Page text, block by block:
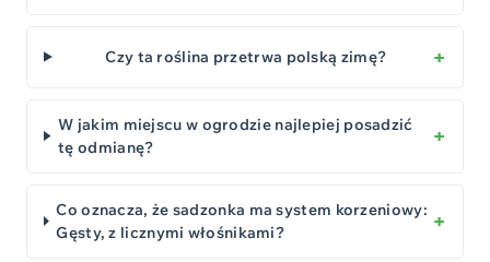
Czy ta roślina przetrwa polską zimę?
W jakim miejscu w ogrodzie najlepiej posadzić
tę odmianę?
Co oznacza, że sadzonka ma system korzeniowy:
Gęsty, z licznymi włośnikami?